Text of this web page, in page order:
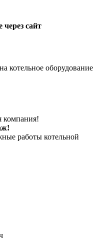
через сайт
котельное оборудование
компания!
работы котельной